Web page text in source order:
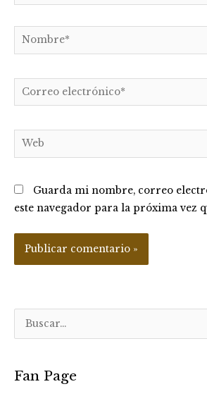
Nombre*
Correo
electrónico*
Web
Guarda mi nombre, correo
este navegador para la próxima vez
c
Fan Page